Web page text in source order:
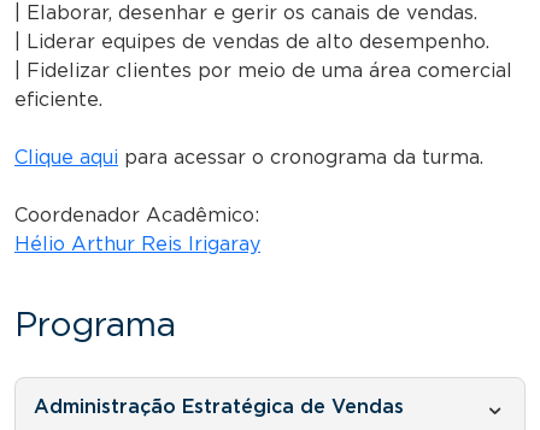
| Elaborar, desenhar e gerir os canais de vendas.
| Liderar equipes de vendas de alto desempenho.
| Fidelizar clientes por meio de uma área comercial
eficiente.
Clique aqui para acessar o cronograma da turma.
Coordenador Acadêmico:
Hélio Arthur Reis Irigaray
Programa
Administração Estratégica de Vendas